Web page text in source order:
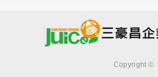
Copyright ©